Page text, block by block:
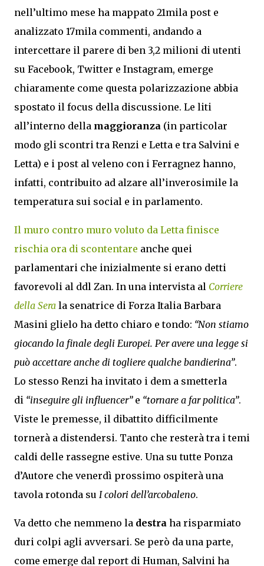
nell’ultimo mese ha mappato 21mila post e
analizzato 17mila commenti, andando a
intercettare il parere di ben 3,2 milioni di utenti
su Facebook, Twitter e Instagram, emerge
chiaramente come questa polarizzazione abbia
spostato il focus della discussione. Le liti
all’interno della maggioranza (in particolar
modo gli scontri tra Renzi e Letta e tra Salvini e
Letta) e i post al veleno con i Ferragnez hanno,
infatti, contribuito ad alzare all’inverosimile la
temperatura sui social e in parlamento.
Il muro contro muro voluto da Letta finisce
rischia ora di scontentare anche quei
parlamentari che inizialmente si erano detti
favorevoli al ddl Zan. In una intervista al Corriere
della Sera la senatrice di Forza Italia Barbara
Masini glielo ha detto chiaro e tondo: “Non stiamo
giocando la finale degli Europei. Per avere una legge si
può accettare anche di togliere qualche bandierina”.
Lo stesso Renzi ha invitato i dem a smetterla
di “inseguire gli influencer”e “tornare a far politica”.
Viste le premesse, il dibattito difficilmente
tornerà a distendersi. Tanto che resterà tra i temi
caldi delle rassegne estive. Una su tutte Ponza
d’Autore che venerdì prossimo ospiterà una
tavola rotonda su I colori dell’arcobaleno.
Va detto che nemmeno la destra ha risparmiato
duri colpi agli avversari. Se però da una parte,
come emerge dal report di Human, Salvini ha